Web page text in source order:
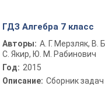
ГДЗ Алгебра 7 класс
Авторы: А. Г. Мерзляк, В.
С. Якир, Ю. М. Рабинович
Год: 2015
Описание: Сборник